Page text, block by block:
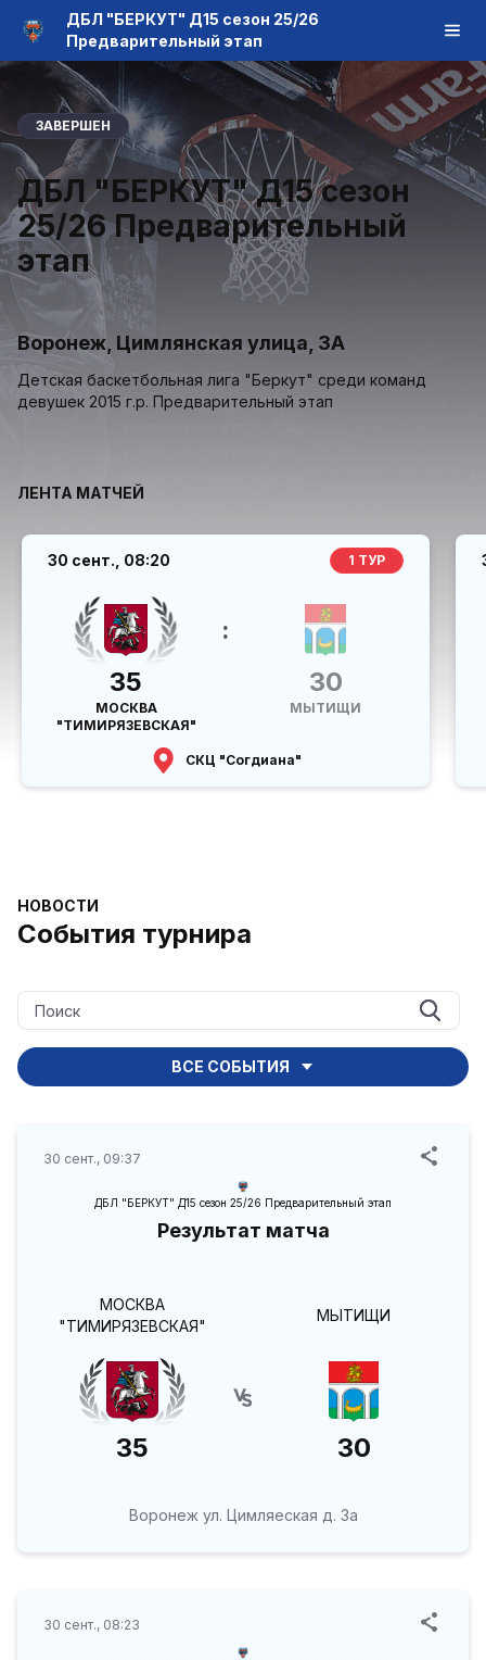
ДБЛ "БЕРКУТ" Д15 сезон 25/26
Предварительный этап
ЗАВЕРШЕН
ДБЛ "БЕРКУТ" Д15 сезон
25/26 Предварительный
этап
Воронеж, Цимлянская улица, 3А
Детская баскетбольная лига "Беркут" среди команд
девушек 2015 г.р. Предварительный этап
ЛЕНТА МАТЧЕЙ
30 сент., 08:20 1 ТУР
35
МОСКВА
"ТИМИРЯЗЕВСКАЯ"
:
30
МЫТИЩИ
СКЦ "Согдиана"
НОВОСТИ
События турнира
ВСЕ СОБЫТИЯ
30 сент., 09:37
ДБЛ "БЕРКУТ" Д15 сезон 25/26 Предварительный этап
Результат матча
МОСКВА
"ТИМИРЯЗЕВСКАЯ"
35
МЫТИЩИ
30
Воронеж ул. Цимляеская д. 3а
30 сент., 08:23